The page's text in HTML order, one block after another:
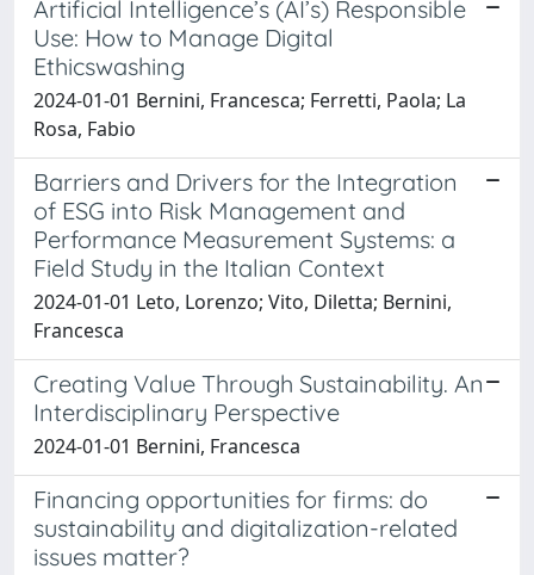
Artificial Intelligence’s (AI’s) Responsible
Use: How to Manage Digital
Ethicswashing
2024-01-01 Bernini, Francesca; Ferretti, Paola; La
Rosa, Fabio
Barriers and Drivers for the Integration
of ESG into Risk Management and
Performance Measurement Systems: a
Field Study in the Italian Context
2024-01-01 Leto, Lorenzo; Vito, Diletta; Bernini,
Francesca
Creating Value Through Sustainability. An
Interdisciplinary Perspective
2024-01-01 Bernini, Francesca
Financing opportunities for firms: do
sustainability and digitalization-related
issues matter?